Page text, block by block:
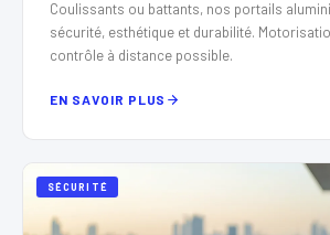
Coulissants ou battants, nos portails
sécurité, esthétique et durabilité.
contrôle à distance possible.
EN SAVOIR PLUS
SÉCURITÉ